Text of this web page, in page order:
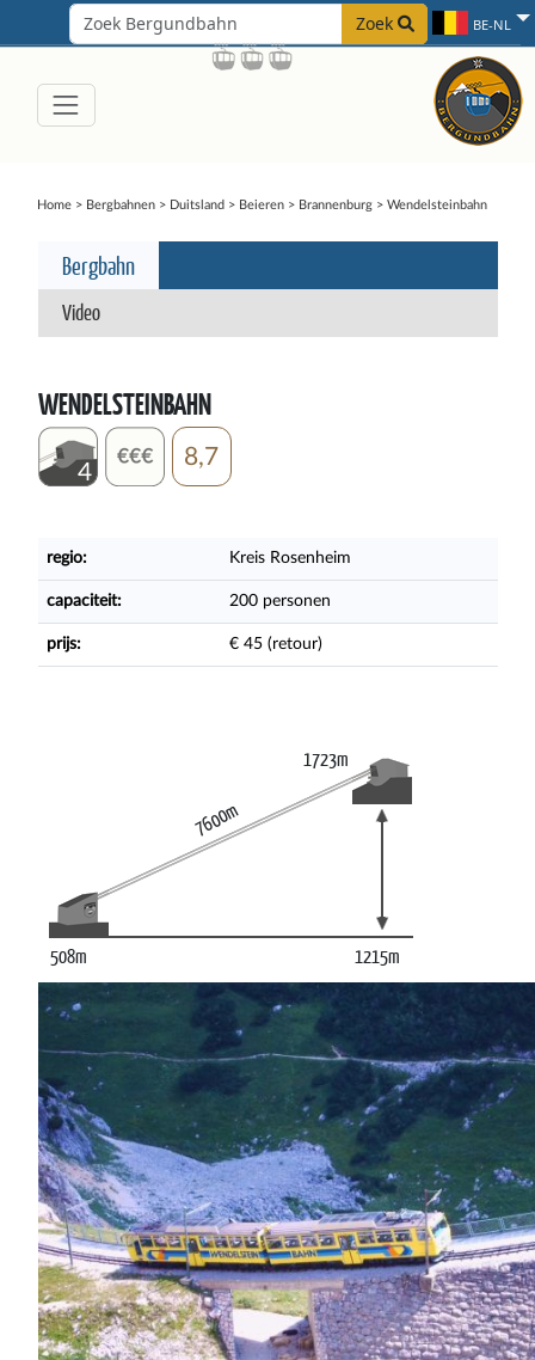
Zoek BE-NL
Home> Bergbahnen> Duitsland > Beieren> Brannenburg> Wendelsteinbahn
Bergbahn
Video
WENDELSTEINBAHN
4
8,7
regio: Kreis Rosenheim
capaciteit: 200 personen
prijs: € 45 (retour)
508m
1723m
7600m
1215m